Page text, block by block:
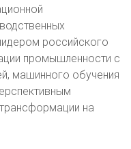
российского
промышленности с
машинного обучения
на